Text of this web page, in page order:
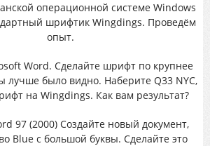
операционной системе Windows
шрифтик Wingdings. Проведём
опыт.
Word. Сделайте шрифт по крупнее
лучше было видно. Наберите Q33 NYC,
на Wingdings. Как вам результат?
97 (2000) Создайте новый документ,
Blue с большой буквы. Сделайте это